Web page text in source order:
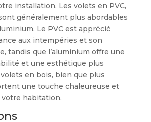
installation. Les volets en PVC,
généralement plus abordables
Le PVC est apprécié
aux intempéries et son
tandis que l’aluminium offre une
et une esthétique plus
en bois, bien que plus
une touche chaleureuse et
habitation.